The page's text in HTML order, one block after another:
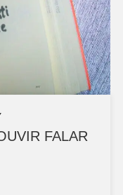
FALAR